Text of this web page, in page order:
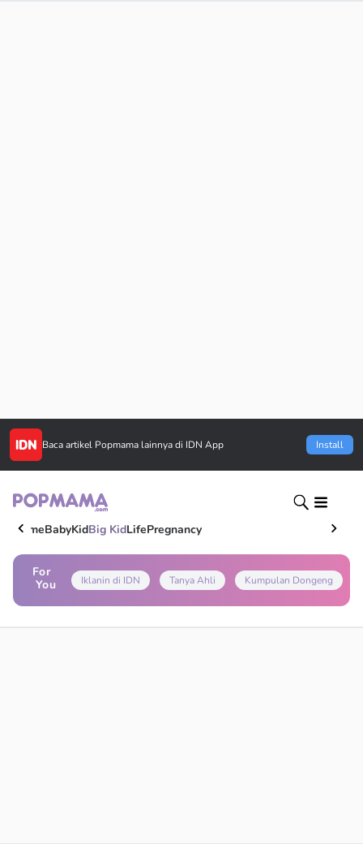
Baca artikel Popmama lainnya di IDN App Install
HomeBabyKidBig KidLifePregnancy
For
You
Iklanin di IDN Tanya Ahli Kumpulan Dongeng